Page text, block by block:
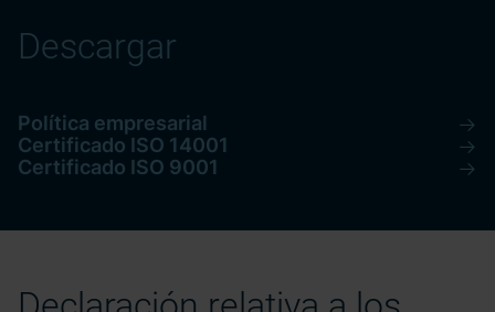
Descargar
Política empresarial
Certificado ISO 14001
Certificado ISO 9001